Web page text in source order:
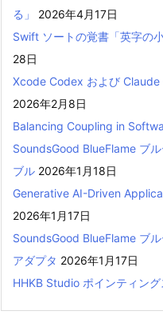
る」
2026年4月17日
Swift ソートの覚書「英字の
28日
Xcode Codex および Claude
2026年2月8日
Balancing Coupling in
SoundsGood BlueFlame ブ
ブル 2026年1月18日
Generative AI-Driven
2026年1月17日
SoundsGood BlueFlame ブ
アダプタ 2026年1月17日
HHKB Studio ポインティン